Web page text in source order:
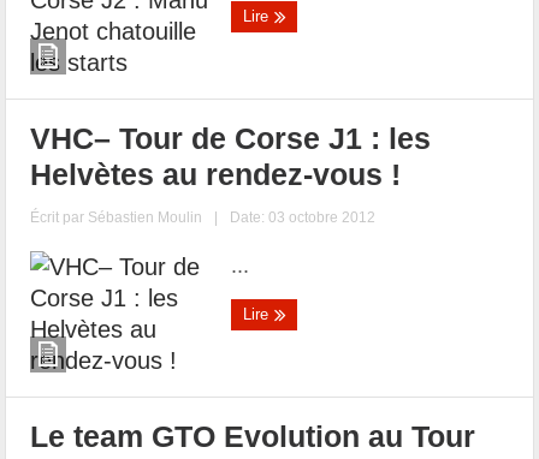
Lire
VHC– Tour de Corse J1 : les
Helvètes au rendez-vous !
Écrit par Sébastien Moulin | Date: 03 octobre 2012
...
Lire
Le team GTO Evolution au Tour